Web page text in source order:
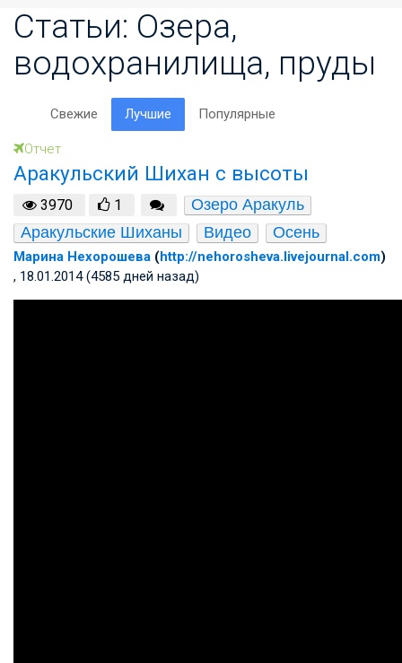
Статьи: Озера,
водохранилища, пруды
Свежие Лучшие Популярные
Отчет
Аракульский Шихан с высоты
3970 1
Озеро Аракуль
Аракульские Шиханы
Видео Осень
Марина Нехорошева (http://nehorosheva.livejournal.com)
, 18.01.2014 (4585 дней назад)